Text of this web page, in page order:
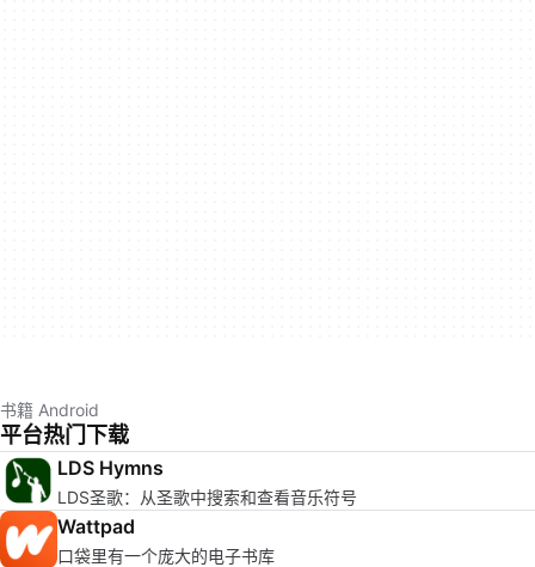
书籍 Android
平台热门下载
LDS Hymns
LDS圣歌：从圣歌中搜索和查看音乐符号
Wattpad
口袋里有一个庞大的电子书库